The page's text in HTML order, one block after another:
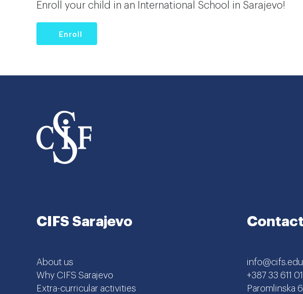
Enroll your child in an International School in Sarajevo!
Enroll
CIFS Sarajevo
About us
Why CIFS Sarajevo
Extra-curricular activities
+387 33 611
Paromlinska